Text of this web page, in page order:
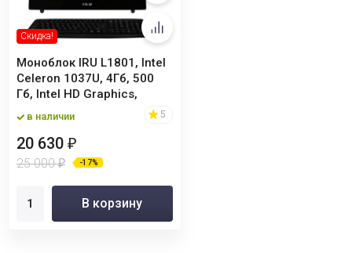
Скидка!
Моноблок IRU L1801, Intel
Celeron 1037U, 4Гб, 500
Гб, Intel HD Graphics,
в наличии 5
20 630 ₽
25 000₽ -17%
В корзину